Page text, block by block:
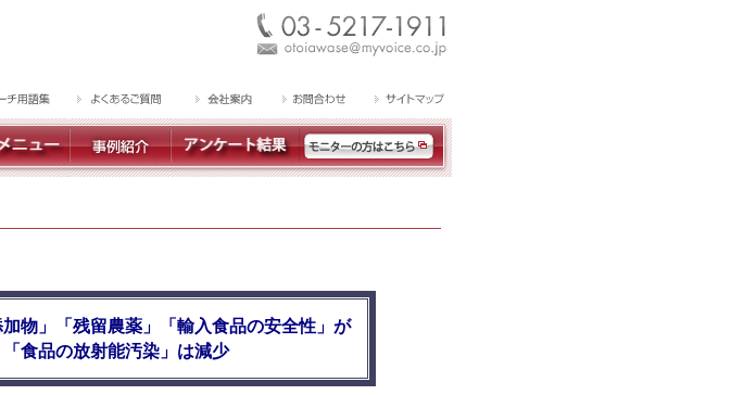
物」「残留農薬」「輸入食品の安全性」が
食品の放射能汚染」は減少